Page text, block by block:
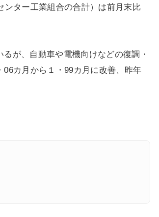
ター工業組合の合計）は前月末比
が、自動車や電機向けなどの復調・
カ月から１・99カ月に改善、昨年